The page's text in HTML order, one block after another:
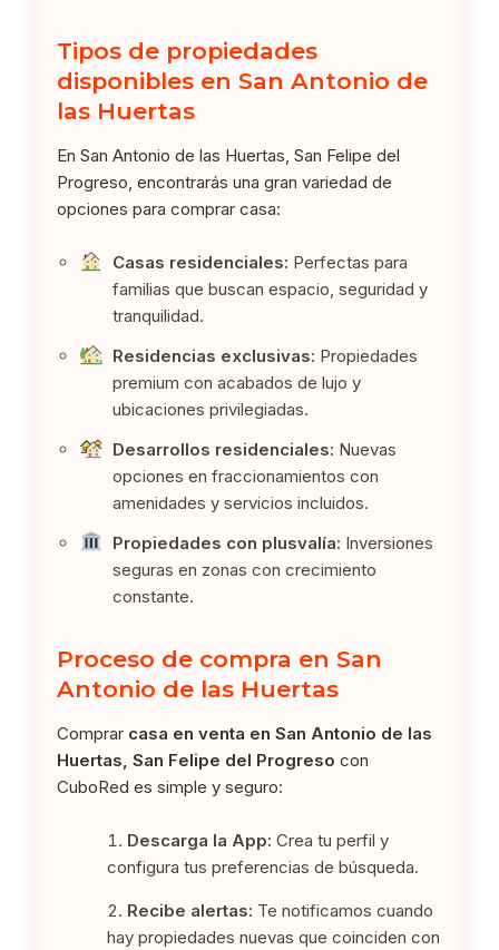
Tipos de propiedades
disponibles en San Antonio de
las Huertas
En San Antonio de las Huertas, San Felipe del
Progreso, encontrarás una gran variedad de
opciones para comprar casa:
Casas residenciales: Perfectas para
familias que buscan espacio, seguridad y
tranquilidad.
Residencias exclusivas: Propiedades
premium con acabados de lujo y
ubicaciones privilegiadas.
Desarrollos residenciales: Nuevas
opciones en fraccionamientos con
amenidades y servicios incluidos.
Propiedades con plusvalía: Inversiones
seguras en zonas con crecimiento
constante.
Proceso de compra en San
Antonio de las Huertas
Comprar casa en venta en San Antonio de las
Huertas, San Felipe del Progreso con
CuboRed es simple y seguro:
Descarga la App: Crea tu perfil y
configura tus preferencias de búsqueda.
Recibe alertas: Te notificamos cuando
hay propiedades nuevas que coinciden con